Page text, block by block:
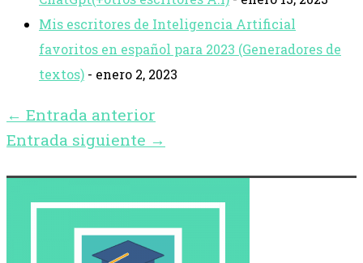
Mis escritores de Inteligencia Artificial
favoritos en español para 2023 (Generadores de
textos) - enero 2, 2023
← Entrada anterior
Entrada siguiente →